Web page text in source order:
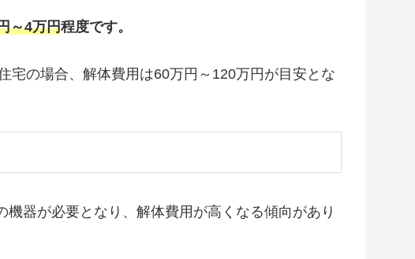
～4万円程度です。
宅の場合、解体費用は60万円～120万円が目安とな
器が必要となり、解体費用が高くなる傾向があり